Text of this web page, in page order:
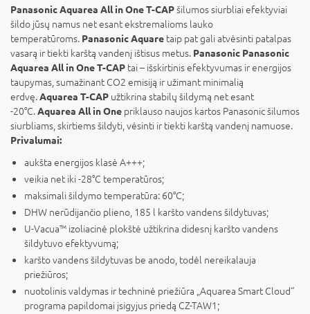
Panasonic Aquarea All in One T-CAPšilumos siurbliai efektyviai
šildo jūsų namus net esant ekstremalioms lauko
temperatūroms. Panasonic Aquare taip pat gali atvėsinti patalpas
vasarą ir tiekti karštą vandenį ištisus metus. Panasonic Panasonic
Aquarea All in One T-CAP tai – išskirtinis efektyvumas ir energijos
taupymas, sumažinant CO2 emisiją ir užimant minimalią
erdvę.Aquarea T-CAP užtikrina stabilų šildymą net esant
-20°C.Aquarea All in One priklauso naujos kartos Panasonic šilumos
siurbliams, skirtiems šildyti, vėsinti ir tiekti karštą vandenį namuose.
Privalumai:
aukšta energijos klasė A+++;
veikia net iki -28°C temperatūros;
maksimali šildymo temperatūra: 60°C;
DHW nerūdijančio plieno, 185 l karšto vandens šildytuvas;
U-Vacua™ izoliacinė plokštė užtikrina didesnį karšto vandens
šildytuvo efektyvumą;
karšto vandens šildytuvas be anodo, todėl nereikalauja
priežiūros;
nuotolinis valdymas ir techninė priežiūra „Aquarea Smart Cloud“
programa papildomai įsigyjus priedą CZ-TAW1;